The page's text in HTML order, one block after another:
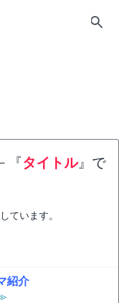
『タイトル』で
ています。
紹介